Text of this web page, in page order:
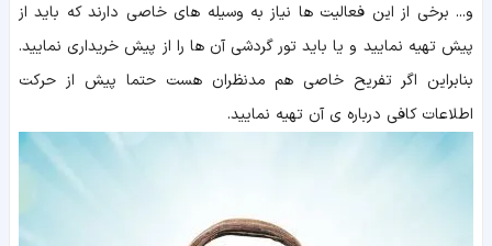
و... برخی از این فعالیت ها نیاز به وسیله های خاصی دارند که باید از
پیش تهیه نمایید و یا باید تور گردشی آن ها را از پیش خریداری نمایید.
بنابراین اگر تفریح خاصی هم مدنظران هست حتما پیش از حرکت
اطلاعات کافی درباره ی آن تهیه نمایید.